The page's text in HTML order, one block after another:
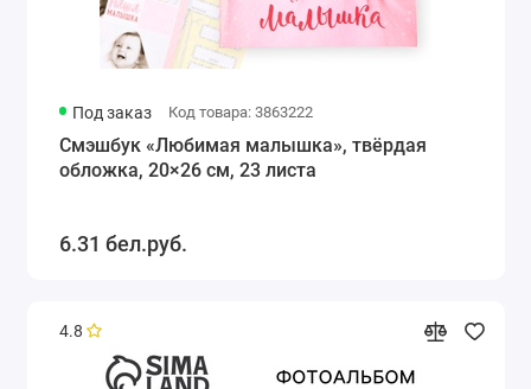
Под заказ Код товара: 3863222
Смэшбук «Любимая малышка», твёрдая
обложка, 20×26 см, 23 листа
6.31 бел.руб.
4.8